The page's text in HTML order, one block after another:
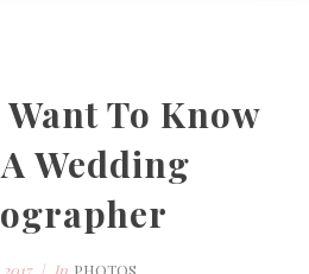
Want To Know
Wedding
In PHOTOS